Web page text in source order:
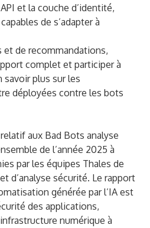
et la couche d’identité,
de s’adapter à
et de recommandations,
completet participer à
savoir plus sur les
déployées contre les bots
aux Bad Bots analyse
de l’année 2025 à
par les équipes Thales de
d’analyse sécurité. Le rapport
générée par l’IA est
des applications,
numérique à